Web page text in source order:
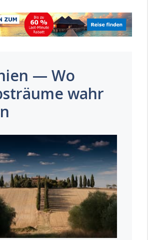
— Wo
wahr